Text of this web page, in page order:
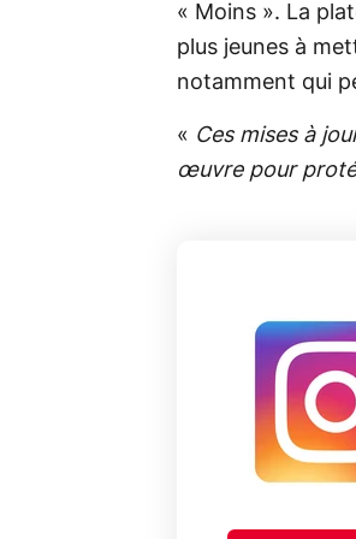
« Moins ». La
plus jeunes à
notamment qui
« Ces mises à
œuvre pour